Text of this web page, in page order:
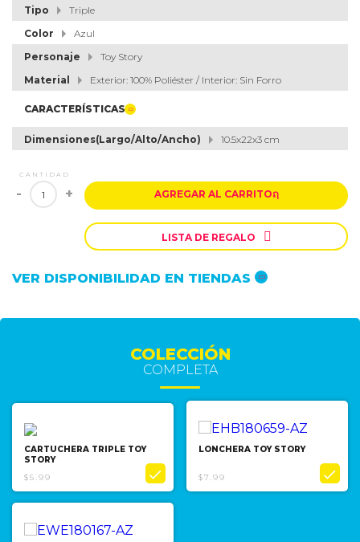
Tipo
Triple
Color
Azul
Personaje
Toy Story
Material
Exterior: 100% Poliéster / Interior: Sin Forro
CARACTERÍSTICAS
Dimensiones(Largo/Alto/Ancho) 10.5x22x3 cm
CANTIDAD
- + AGREGAR AL CARRITOຐ
LISTA DE REGALO 
VER DISPONIBILIDAD EN TIENDAS
CARTUCHERA TRIPLE TOY
STORY
$5.99

LONCHERA TOY STORY
$7.99 
COLECCIÓN
COMPLETA